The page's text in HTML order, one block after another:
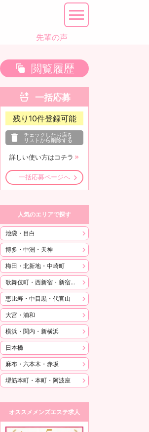
先輩の声
閲覧履歴
一括応募
残り 10件登録可能
チェックしたお店を
リストから削除する
詳しい使い方はコチラ
一括応募ページへ
人気のエリアで探す
池袋・目白
博多・中洲・天神
梅田・北新地・中崎町
歌舞伎町・西新宿・新宿御苑
恵比寿・中目黒・代官山
大宮・浦和
横浜・関内・新横浜
日本橋
麻布・六本木・赤坂
堺筋本町・本町・阿波座
オススメメンズエステ求人